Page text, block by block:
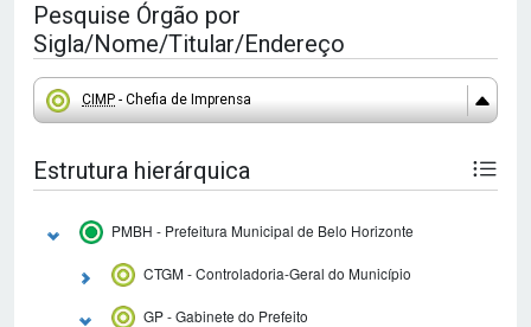
Pesquise Órgão por
Sigla/Nome/Titular/Endereço
CIMP - Chefia de Imprensa
Estrutura hierárquica
PMBH - Prefeitura Municipal de Belo Horizonte
CTGM - Controladoria-Geral do Município
GP - Gabinete do Prefeito